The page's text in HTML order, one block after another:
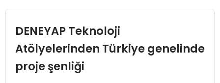
EĞITIM
DENEYAP Teknoloji
Atölyelerinden Türkiye genelinde
proje şenliği